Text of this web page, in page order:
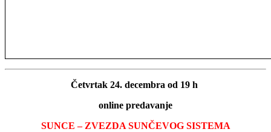
Četvrtak 24. decembra od 19 h
online predavanje
SUNCE – ZVEZDA SUNČEVOG SISTEMA